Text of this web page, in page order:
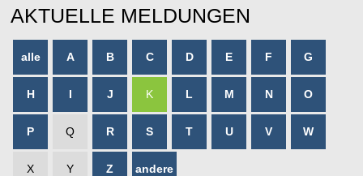
AKTUELLE MELDUNGEN
alle A B C D E F G
H I J K L M N O
P Q R S T U V W
X Y Z andere